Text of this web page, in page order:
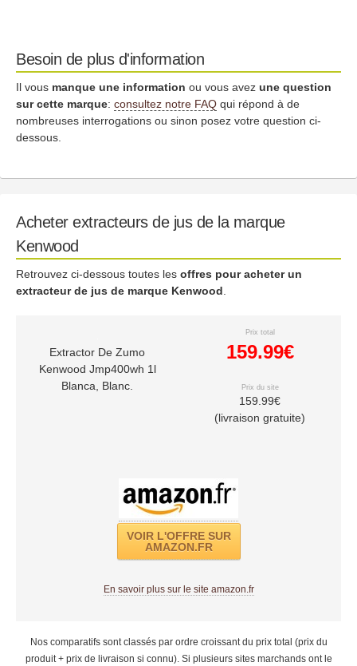
Besoin de plus d'information
Il vous manque une information ou vous avez une question
sur cette marque: consultez notre FAQ qui répond à de
nombreuses interrogations ou sinon posez votre question ci-
dessous.
Acheter extracteurs de jus de la marque
Kenwood
Retrouvez ci-dessous toutes les offres pour acheter un
extracteur de jus de marque Kenwood
Extractor De Zumo
Kenwood Jmp400wh 1l
Blanca, Blanc.
Prix total
159.99€
Prix du site
159.99€
(livraison gratuite)
VOIR L'OFFRE SUR
AMAZON.FR
En savoir plus sur le site amazon.fr
Nos comparatifs sont classés par ordre croissant du prix total (prix du
produit + prix de livraison si connu). Si plusieurs sites marchands ont le